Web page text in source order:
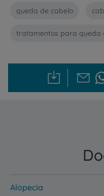
queda de cabelo
tratamentos para queda
Alopecia